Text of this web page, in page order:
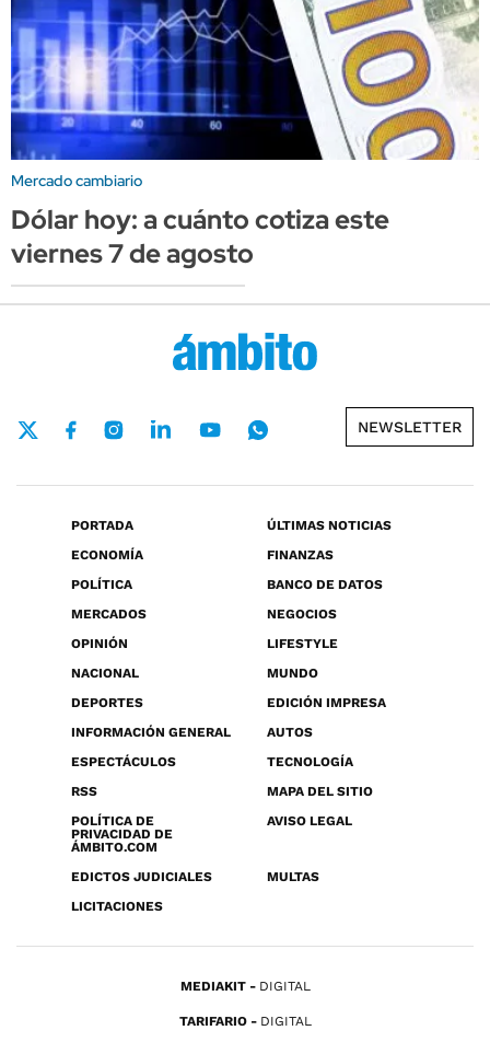
Mercado cambiario
Dólar hoy: a cuánto cotiza este
viernes 7 de agosto
NEWSLETTER
PORTADA
ÚLTIMAS NOTICIAS
ECONOMÍA
FINANZAS
POLÍTICA
BANCO DE DATOS
MERCADOS
NEGOCIOS
OPINIÓN
LIFESTYLE
NACIONAL
MUNDO
DEPORTES
EDICIÓN IMPRESA
INFORMACIÓN GENERAL
AUTOS
ESPECTÁCULOS
TECNOLOGÍA
RSS
MAPA DEL SITIO
POLÍTICA DE
PRIVACIDAD DE
ÁMBITO.COM
AVISO LEGAL
EDICTOS JUDICIALES
MULTAS
LICITACIONES
MEDIAKIT DIGITAL
TARIFARIO DIGITAL